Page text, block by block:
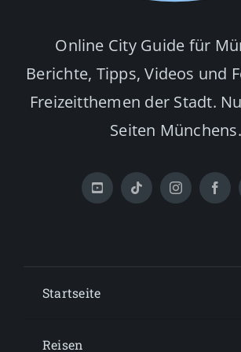
Online City Guide für
Berichte, Tipps, Videos und
Freizeitthemen der Stadt.
Seiten Münchens.
Startseite
Reisen